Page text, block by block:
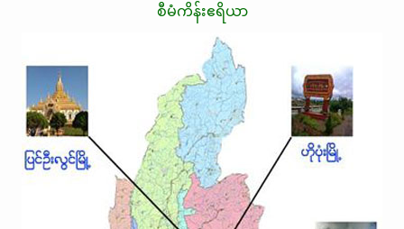
စီမံကိန်းဧရိယာ